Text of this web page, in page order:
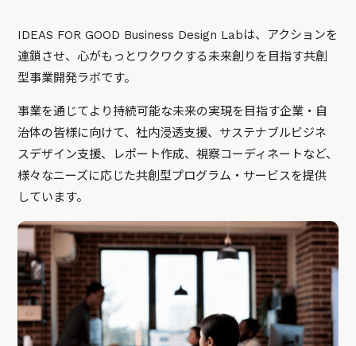
IDEAS FOR GOOD Business Design Labは、アクションを
連鎖させ、心がもっとワクワクする未来創りを目指す共創
型事業開発ラボです。
事業を通じてより持続可能な未来の実現を目指す企業・自
治体の皆様に向けて、社内浸透支援、サステナブルビジネ
スデザイン支援、レポート作成、視察コーディネートなど、
様々なニーズに応じた共創型プログラム・サービスを提供
しています。